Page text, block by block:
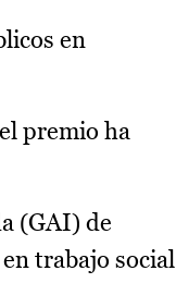
en
premio ha
(GAI) de
trabajo social